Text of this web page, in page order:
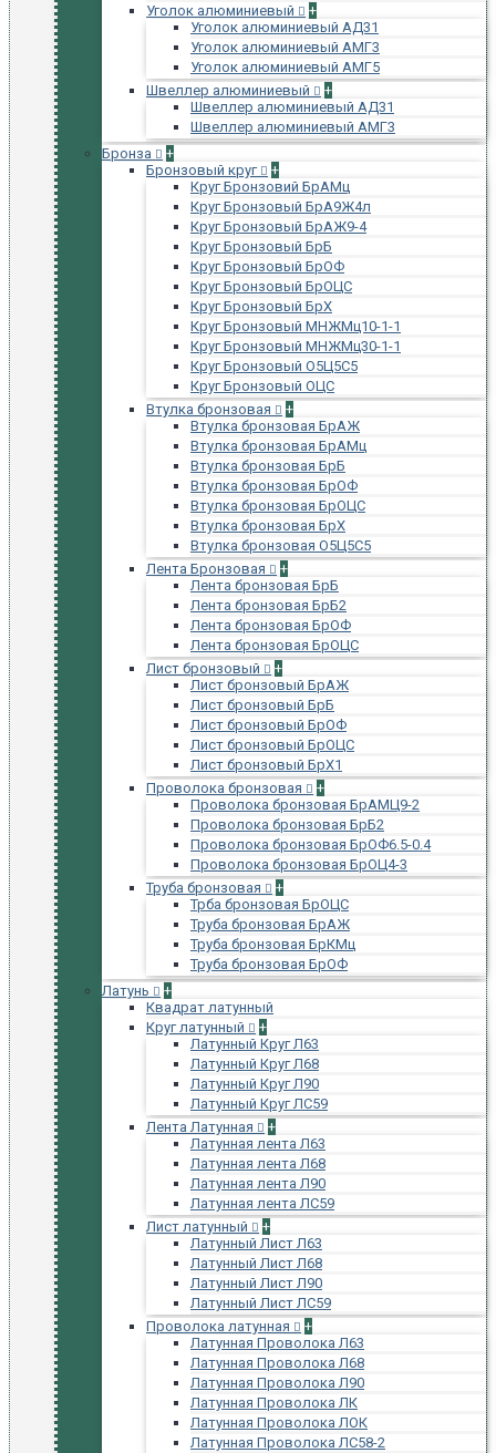
Уголок алюминиевый
+
Уголок алюминиевый АД31
Уголок алюминиевый АМГ3
Уголок алюминиевый АМГ5
Швеллер алюминиевый
+
Швеллер алюминиевый АД31
Швеллер алюминиевый АМГ3
Бронза
+
Бронзовый круг
+
Круг Бронзовий БрАМц
Круг Бронзовый БрА9Ж4л
Круг Бронзовый БрАЖ9-4
Круг Бронзовый БрБ
Круг Бронзовый БрОФ
Круг Бронзовый БрОЦС
Круг Бронзовый БрХ
Круг Бронзовый МНЖМц10-1-1
Круг Бронзовый МНЖМц30-1-1
Круг Бронзовый О5Ц5С5
Круг Бронзовый ОЦС
Втулка бронзовая
+
Втулка бронзовая БрАЖ
Втулка бронзовая БрАМц
Втулка бронзовая БрБ
Втулка бронзовая БрОФ
Втулка бронзовая БрОЦС
Втулка бронзовая БрХ
Втулка бронзовая О5Ц5С5
Лента Бронзовая
+
Лента бронзовая БрБ
Лента бронзовая БрБ2
Лента бронзовая БрОФ
Лента бронзовая БрОЦС
Лист бронзовый
+
Лист бронзовый БрАЖ
Лист бронзовый БрБ
Лист бронзовый БрОФ
Лист бронзовый БрОЦС
Лист бронзовый БрХ1
Проволока бронзовая
+
Проволока бронзовая БрАМЦ9-2
Проволока бронзовая БрБ2
Проволока бронзовая БрОФ6.5-0.4
Проволока бронзовая БрОЦ4-3
Труба бронзовая
+
Трба бронзовая БрОЦС
Труба бронзовая БрАЖ
Труба бронзовая БрКМц
Труба бронзовая БрОФ
Латунь
+
Квадрат латунный
Круг латунный
+
Латунный Круг Л63
Латунный Круг Л68
Латунный Круг Л90
Латунный Круг ЛС59
Лента Латунная
+
Латунная лента Л63
Латунная лента Л68
Латунная лента Л90
Латунная лента ЛС59
Лист латунный
+
Латунный Лист Л63
Латунный Лист Л68
Латунный Лист Л90
Латунный Лист ЛС59
Проволока латунная
+
Латунная Проволока Л63
Латунная Проволока Л68
Латунная Проволока Л90
Латунная Проволока ЛК
Латунная Проволока ЛОК
Латунная Проволока ЛС58-2